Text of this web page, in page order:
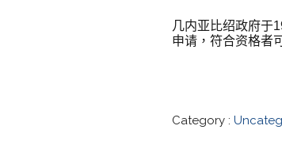
几内亚比绍政府于
申请，符合资格者
Category :